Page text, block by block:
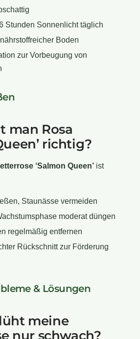
Stunden Sonnenlicht täglich
Boden
zur Vorbeugung von
man Rosa
richtig?
‘Salmon Queen’ ist
Staunässe vermeiden
moderat düngen
regelmäßig entfernen
Rückschnitt zur Förderung
& Lösungen
meine
nur schwach?